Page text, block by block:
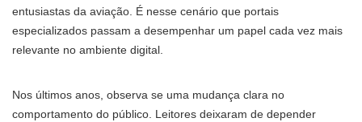
entusiastas da aviação. É nesse cenário que portais
especializados passam a desempenhar um papel cada vez mais
relevante no ambiente digital.
Nos últimos anos, observa se uma mudança clara no
comportamento do público. Leitores deixaram de depender